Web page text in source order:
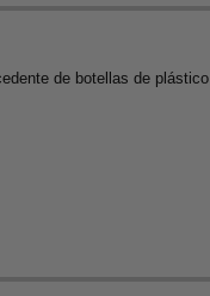
de botellas de plástico